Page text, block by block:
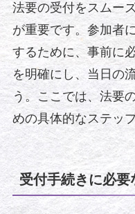
法要の受付をスムー
が重要です。参加者
するために、事前に
を明確にし、当日の
う。ここでは、法要
めの具体的なステッ
受付手続きに必